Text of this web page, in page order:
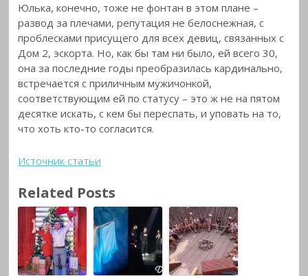
Юлька, конечно, тоже не фонтан в этом плане –
развод за плечами, репутация не белоснежная, с
проблесками присущего для всех девиц, связанных с
Дом 2, эскорта. Но, как бы там ни было, ей всего 30,
она за последние годы преобразилась кардинально,
встречается с приличным мужичонкой,
соответствующим ей по статусу – это ж не на пятом
десятке искать, с кем бы переспать, и уповать на то,
что хоть кто-то согласится.
Источник статьи
Related Posts